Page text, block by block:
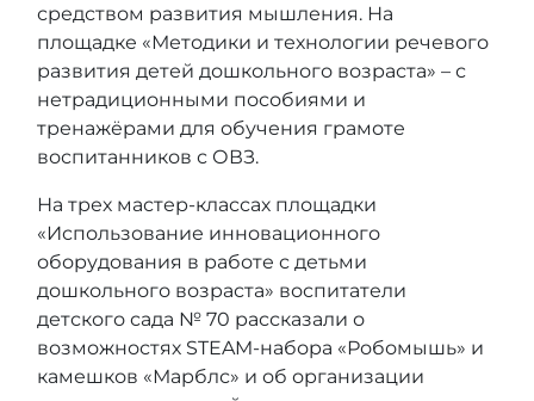
средством развития мышления. На
площадке «Методики и технологии речевого
развития детей дошкольного возраста» – с
нетрадиционными пособиями и
тренажёрами для обучения грамоте
воспитанников с ОВЗ.
На трех мастер-классах площадки
«Использование инновационного
оборудования в работе с детьми
дошкольного возраста» воспитатели
детского сада № 70 рассказали о
возможностях STEAM-набора «Робомышь» и
камешков «Марблс» и об организации